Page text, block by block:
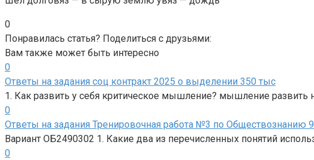
0
Понравилась статья? Поделиться с друзьями:
Вам также может быть интересно
0
Ответы на задания соц контракт 2025 о выделении 350 тыс
1. Как развить у себя критическое мышление? мышление развить
0
Ответы на задания Тренировочная работа №3 по Обществознанию
Вариант ОБ2490302 1. Какие два из перечисленных понятий
0